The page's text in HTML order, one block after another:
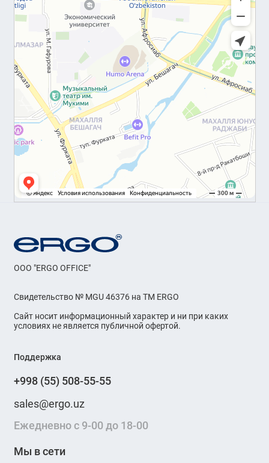
OOO "ERGO OFFICE"
Свидетельство № MGU 46376 на ТМ ERGO
Сайт носит информационный характер и ни при каких
условиях не является публичной офертой.
Поддержка
+998 (55) 508-55-55
sales@ergo.uz
Ежедневно с 9-00 до 18-00
Мы в сети